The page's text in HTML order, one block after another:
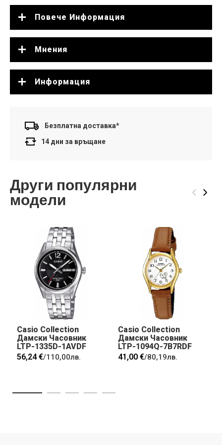
Повече Информация
Мнения
Информация
Безплатна доставка*
14 дни за връщане
Други популярни
модели ‹ ›
Casio Collection
Дамски Часовник
LTP-1335D-1AVDF
56,24 €/110,00лв.
Casio Collection
Дамски Часовник
LTP-1094Q-7B7RDF
41,00 €/80,19лв.